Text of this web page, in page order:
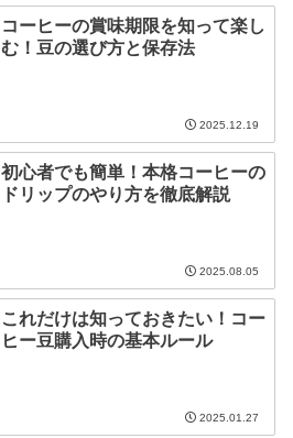
コーヒーの賞味期限を知って楽し
む！豆の選び方と保存法
2025.12.19
初心者でも簡単！本格コーヒーの
ドリップのやり方を徹底解説
2025.08.05
これだけは知っておきたい！コー
ヒー豆購入時の基本ルール
2025.01.27